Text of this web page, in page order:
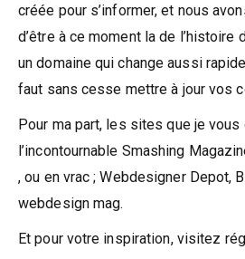
créée pour s’informer, et nous
d’être à ce moment la de l’histoire
un domaine qui change aussi
faut sans cesse mettre à jour vos
Pour ma part, les sites que je
l’incontournable Smashing
, ou en vrac ; Webdesigner Depot,
webdesign mag.
Et pour votre inspiration, visitez